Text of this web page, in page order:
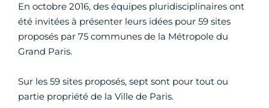
En octobre 2016, des équipes pluridisciplinaires ont
été invitées à présenter leurs idées pour 59 sites
proposés par 75 communes de la Métropole du
Grand Paris.
Sur les 59 sites proposés, sept sont pour tout ou
partie propriété de la Ville de Paris.